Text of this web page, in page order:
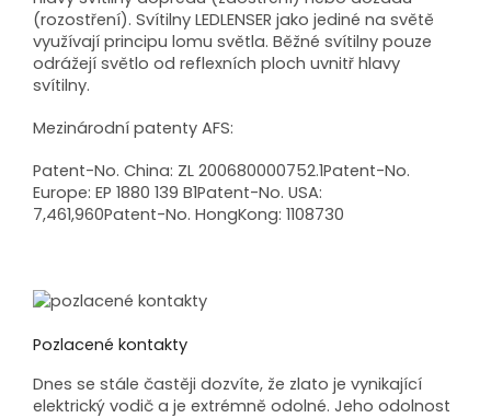
(rozostření). Svítilny LEDLENSER jako jediné na světě
využívají principu lomu světla. Běžné svítilny pouze
odrážejí světlo od reflexních ploch uvnitř hlavy
svítilny.
Mezinárodní patenty AFS:
Patent-No. China: ZL 200680000752.1Patent-No.
Europe: EP 1880 139 B1Patent-No. USA:
7,461,960Patent-No. HongKong: 1108730
Pozlacené kontakty
Dnes se stále častěji dozvíte, že zlato je vynikající
elektrický vodič a je extrémně odolné. Jeho odolnost